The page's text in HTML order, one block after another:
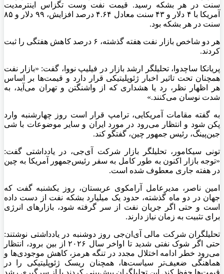
سنت در هر بشکه رسید. قیمت نفت وست تگزاس اینترمدیت
آمریکا با ۴ دلار و ۴۳ سنت معادل ۴.۶۴ درصد افزایش، ۹۹ دلار و ۸۵
سنت در هر بشکه بود.
هر دو شاخص بازار نفت هفته گذشته، ۶ درصد کاهش هفتگی را ثبت
کردند.
پریانکا ساچدوا، تحلیلگر ارشد بازار در فیلیپ نووا، گفت: «بازار نفت
همچنان تحت تاثیر اخبار ژئوپلیتیکی قرار دارد و قیمت‌ها بر اساس
هر اظهار نظر، رد یا هشداری که از واشنگتن و تهران می‌آید، به
شدت نوسان می‌کنند.»
به گفته مقامات آمریکایی، ترامپ قرار است روز چهارشنبه وارد
پکن شود و انتظار می‌رود در مورد ایران و سایر موضوعات با شی
جین‌پینگ، رئیس جمهور چین، گفتگو کند.
تونی سیکامور، تحلیلگر بازار شرکت آی‌جی، در یادداشتی گفت:
«توجه بازار اکنون به طور کامل به سفر رئیس‌جمهور آمریکا به چین
در هفته جاری معطوف شده است.
امین ناصر، مدیرعامل آرامکوی عربستان، روز یکشنبه گفت که
جهان در دو ماه گذشته، حدود یک میلیارد بشکه نفت از دست داده
است و حتی اگر جریان نفت از سر گرفته شود، بازارهای انرژی
برای تثبیت به زمان نیاز دارند.
تحلیلگران شرکت مالی آی‌ان‌جی روز دوشنبه در یادداشتی نوشتند:
حتی اگر شوک نفتی شدید تا اواخر سال ۲۰۲۶ از بین برود، انتظار
می‌رود خطر ادامه اختلال مجدد در تنگه هرمز، کاهش موجودی‌ها و
هماهنگی ضعیف‌تر سیاست‌ها، همچنان ریسک ژئوپلیتیکی را در
قیمت‌ها حفظ کند. این تحلیلگران پیش‌بینی کردند با از سرگیری رشد